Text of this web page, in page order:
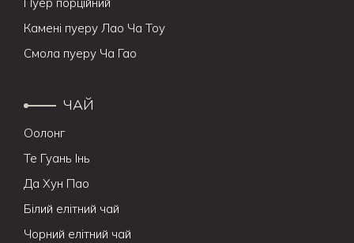
Камені пуеру Лао Ча Тоу
Смола пуеру Ча Гао
ЧАЙ
Оолонг
Те Гуань Інь
Да Хун Пао
Білий елітний чай
Чорний елітний чай